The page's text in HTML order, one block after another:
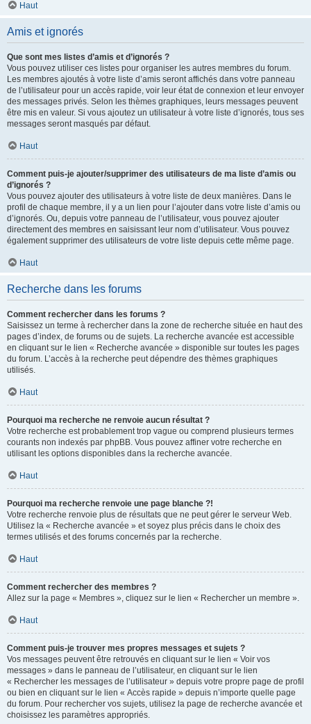
Haut
Amis et ignorés
Que sont mes listes d’amis et d’ignorés ?
Vous pouvez utiliser ces listes pour organiser les autres membres du forum.
Les membres ajoutés à votre liste d’amis seront affichés dans votre panneau
de l’utilisateur pour un accès rapide, voir leur état de connexion et leur envoyer
des messages privés. Selon les thèmes graphiques, leurs messages peuvent
être mis en valeur. Si vous ajoutez un utilisateur à votre liste d’ignorés, tous ses
messages seront masqués par défaut.
Haut
Comment puis-je ajouter/supprimer des utilisateurs de ma liste d’amis ou
d’ignorés ?
Vous pouvez ajouter des utilisateurs à votre liste de deux manières. Dans le
profil de chaque membre, il y a un lien pour l’ajouter dans votre liste d’amis ou
d’ignorés. Ou, depuis votre panneau de l’utilisateur, vous pouvez ajouter
directement des membres en saisissant leur nom d’utilisateur. Vous pouvez
également supprimer des utilisateurs de votre liste depuis cette même page.
Haut
Recherche dans les forums
Comment rechercher dans les forums ?
Saisissez un terme à rechercher dans la zone de recherche située en haut des
pages d’index, de forums ou de sujets. La recherche avancée est accessible
en cliquant sur le lien « Recherche avancée » disponible sur toutes les pages
du forum. L’accès à la recherche peut dépendre des thèmes graphiques
utilisés.
Haut
Pourquoi ma recherche ne renvoie aucun résultat ?
Votre recherche est probablement trop vague ou comprend plusieurs termes
courants non indexés par phpBB. Vous pouvez affiner votre recherche en
utilisant les options disponibles dans la recherche avancée.
Haut
Pourquoi ma recherche renvoie une page blanche ?!
Votre recherche renvoie plus de résultats que ne peut gérer le serveur Web.
Utilisez la « Recherche avancée » et soyez plus précis dans le choix des
termes utilisés et des forums concernés par la recherche.
Haut
Comment rechercher des membres ?
Allez sur la page « Membres », cliquez sur le lien « Rechercher un membre ».
Haut
Comment puis-je trouver mes propres messages et sujets ?
Vos messages peuvent être retrouvés en cliquant sur le lien « Voir vos
messages » dans le panneau de l’utilisateur, en cliquant sur le lien
« Rechercher les messages de l’utilisateur » depuis votre propre page de profil
ou bien en cliquant sur le lien « Accès rapide » depuis n’importe quelle page
du forum. Pour rechercher vos sujets, utilisez la page de recherche avancée et
choisissez les paramètres appropriés.